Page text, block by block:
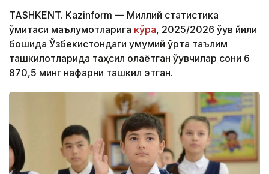
TASHKENT. Kazinform — Миллий статистика
қўмитаси маълумотларига кўра, 2025/2026 ўқув йили
бошида Ўзбекистондаги умумий ўрта таълим
ташкилотларида таҳсил олаётган ўқувчилар сони 6
870,5 минг нафарни ташкил этган.